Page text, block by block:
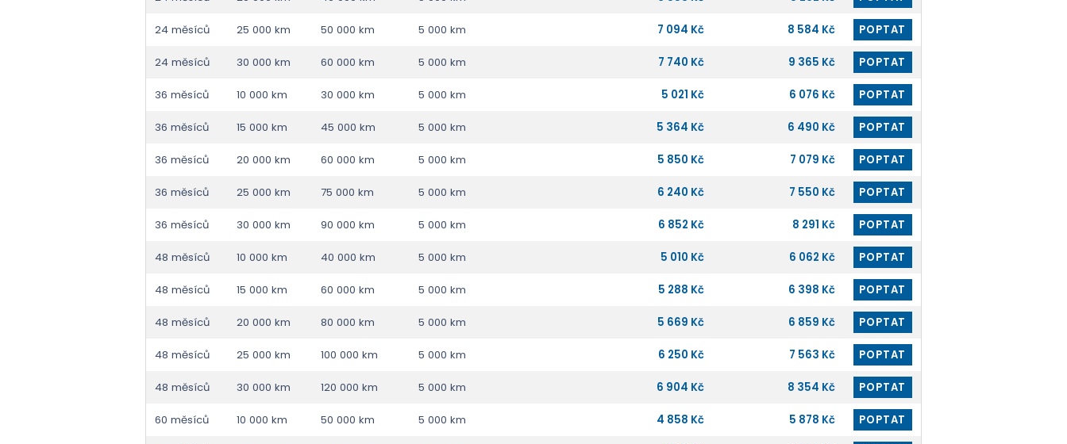
24 měsíců 25 000 km 50 000 km 5 000 km 7 094 Kč 8 584 Kč POPTAT
24 měsíců 30 000 km 60 000 km 5 000 km 7 740 Kč 9 365 Kč POPTAT
36 měsíců 10 000 km 30 000 km 5 000 km 5 021 Kč 6 076 Kč POPTAT
36 měsíců 15 000 km 45 000 km 5 000 km 5 364 Kč 6 490 Kč POPTAT
36 měsíců 20 000 km 60 000 km 5 000 km 5 850 Kč 7 079 Kč POPTAT
36 měsíců 25 000 km 75 000 km 5 000 km 6 240 Kč 7 550 Kč POPTAT
36 měsíců 30 000 km 90 000 km 5 000 km 6 852 Kč 8 291 Kč POPTAT
48 měsíců 10 000 km 40 000 km 5 000 km 5 010 Kč 6 062 Kč POPTAT
48 měsíců 15 000 km 60 000 km 5 000 km 5 288 Kč 6 398 Kč POPTAT
48 měsíců 20 000 km 80 000 km 5 000 km 5 669 Kč 6 859 Kč POPTAT
48 měsíců 25 000 km 100 000 km 5 000 km 6 250 Kč 7 563 Kč POPTAT
48 měsíců 30 000 km 120 000 km 5 000 km 6 904 Kč 8 354 Kč POPTAT
60 měsíců 10 000 km 50 000 km 5 000 km 4 858 Kč 5 878 Kč POPTAT